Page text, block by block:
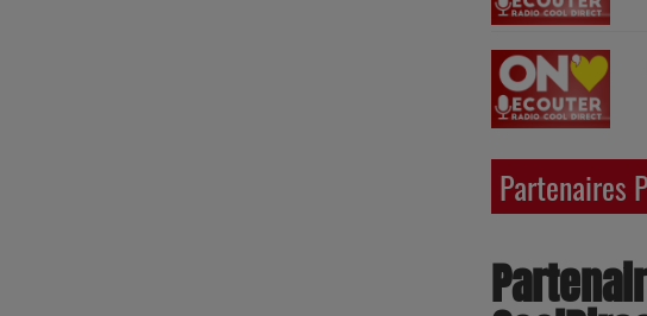
Partenaires